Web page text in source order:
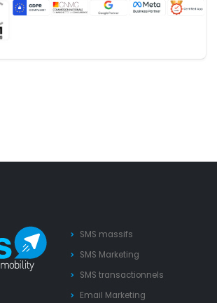
SMS massifs
SMS Marketing
SMS transactionnels
Email Marketing